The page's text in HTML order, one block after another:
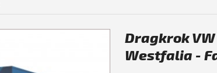
Dragkrok
Westfalia -